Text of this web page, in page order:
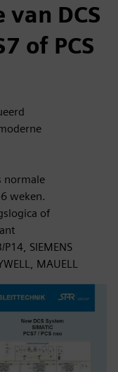
DCS
of PCS
normale
weken.
of
SIEMENS
MAUELL